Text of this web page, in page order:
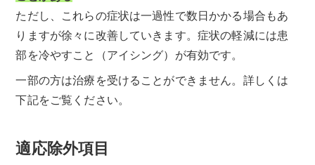
ただし、これらの症状は一過性で数日かかる場合もあ
りますが徐々に改善していきます。症状の軽減には患
部を冷やすこと（アイシング）が有効です。
一部の方は治療を受けることができません。詳しくは
下記をご覧ください。
適応除外項目